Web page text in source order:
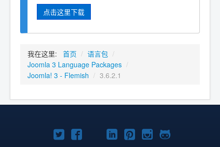
点击这里下载
我在这里: 首页 / 语言包 /
Joomla 3 Language Packages /
Joomla! 3 - Flemish / 3.6.2.1
TwitterFacebookYouTube
LinkedIn
Pinterest
Instagram
GitHub